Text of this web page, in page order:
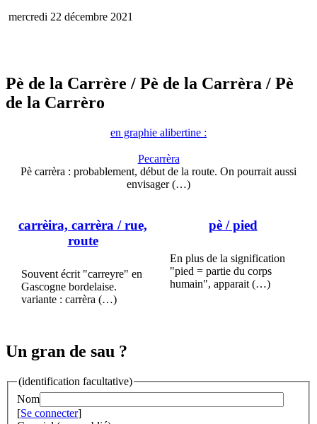
mercredi 22 décembre 2021
Pè de la Carrère / Pè de la Carrèra / Pè
de la Carrèro
en graphie alibertine :
Pecarrèra
Pè carrèra : probablement, début de la route. On pourrait aussi
envisager (…)
carrèira, carrèra / rue,
route
Souvent écrit "carreyre" en
Gascogne bordelaise.
variante : carrèra (…)
pè/ pied
En plus de la signification
"pied = partie du corps
humain", apparait (…)
Un gran de sau ?
(identification facultative)
Nom
[Se connecter]